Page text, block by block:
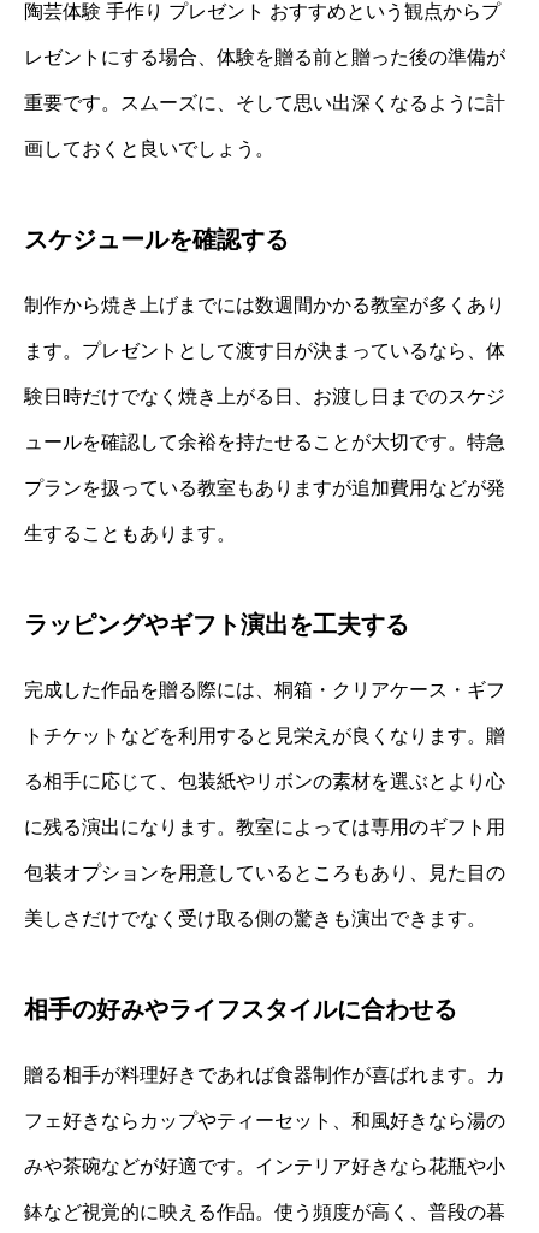
陶芸体験 手作り プレゼント おすすめという観点からプ
レゼントにする場合、体験を贈る前と贈った後の準備が
重要です。スムーズに、そして思い出深くなるように計
画しておくと良いでしょう。
スケジュールを確認する
制作から焼き上げまでには数週間かかる教室が多くあり
ます。プレゼントとして渡す日が決まっているなら、体
験日時だけでなく焼き上がる日、お渡し日までのスケジ
ュールを確認して余裕を持たせることが大切です。特急
プランを扱っている教室もありますが追加費用などが発
生することもあります。
ラッピングやギフト演出を工夫する
完成した作品を贈る際には、桐箱・クリアケース・ギフ
トチケットなどを利用すると見栄えが良くなります。贈
る相手に応じて、包装紙やリボンの素材を選ぶとより心
に残る演出になります。教室によっては専用のギフト用
包装オプションを用意しているところもあり、見た目の
美しさだけでなく受け取る側の驚きも演出できます。
相手の好みやライフスタイルに合わせる
贈る相手が料理好きであれば食器制作が喜ばれます。カ
フェ好きならカップやティーセット、和風好きなら湯の
みや茶碗などが好適です。インテリア好きなら花瓶や小
鉢など視覚的に映える作品。使う頻度が高く、普段の暮